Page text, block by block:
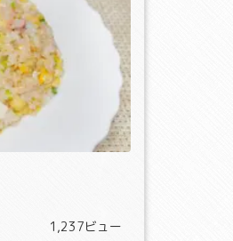
1,237ビュー
姜のチャーハン考察